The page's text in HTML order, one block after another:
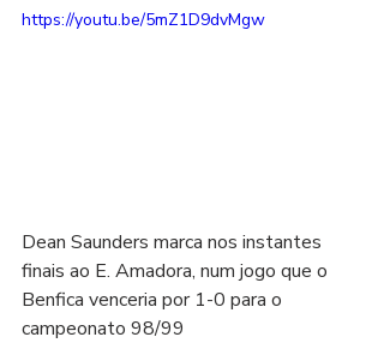
https://youtu.be/5mZ1D9dvMgw
Dean Saunders marca nos instantes
finais ao E. Amadora, num jogo que o
Benfica venceria por 1-0 para o
campeonato 98/99